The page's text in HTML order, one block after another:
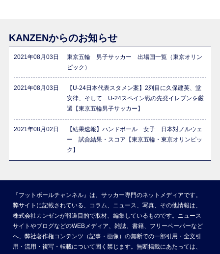
KANZENからのお知らせ
2021年08月03日
東京五輪 男子サッカー 出場国一覧（東京オリン
ピック）
2021年08月03日
【U-24日本代表スタメン案】2列目に久保建英、堂
安律、そして…U-24スペイン戦の先発イレブンを厳
選【東京五輪男子サッカー】
2021年08月02日
【結果速報】ハンドボール 女子 日本対ノルウェ
ー 試合結果・スコア【東京五輪・東京オリンピッ
ク】
『フットボールチャンネル』は、サッカー専門のネットメディアです。
弊サイトに記載されている、コラム、ニュース、写真、その他情報は、
株式会社カンゼンが報道目的で取材、編集しているものです。ニュース
サイトやブログなどのWEBメディア、雑誌、書籍、フリーペーパーなど
へ、弊社著作権コンテンツ（記事・画像）の無断での一部引用・全文引
用・流用・複写・転載について固く禁じます。無断掲載にあたっては、